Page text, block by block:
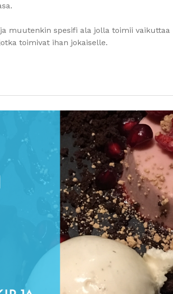
muutenkin spesifi ala jolla toimii vaikuttaa
toimivat ihan jokaiselle.